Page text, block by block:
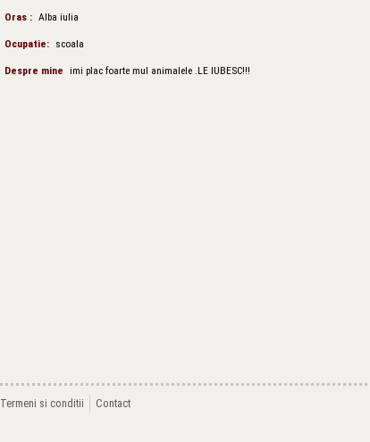
Oras : Alba iulia
Ocupatie: scoala
Despre mine imi plac foarte mul animalele .LE IUBESC!!!
Termeni si conditii Contact